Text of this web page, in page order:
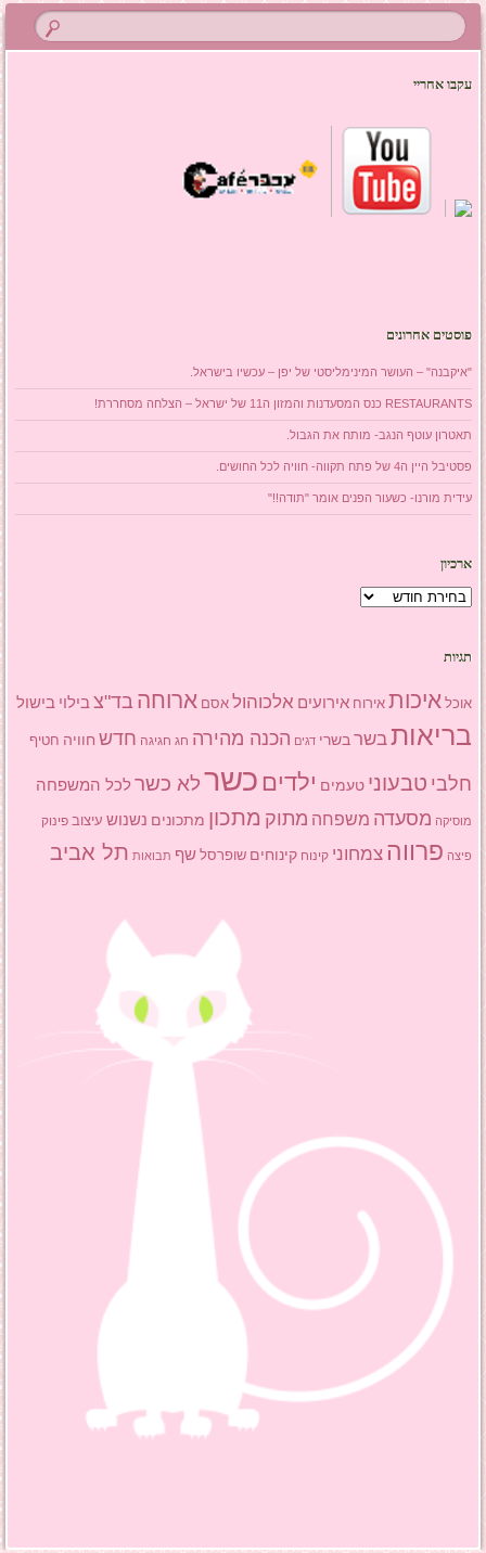
עקבו אחריי
פוסטים אחרונים
"איקבנה" – העושר המינימליסטי של יפן – עכשיו בישראל.
RESTAURANTS כנס המסעדנות והמזון ה11 של ישראל – הצלחה מסחררת!
תאטרון עוטף הנגב- מותח את הגבול.
פסטיבל היין ה4 של פתח תקווה- חוויה לכל החושים.
עידית מורנו- כשעור הפנים אומר "תודה!!"
ארכיון
ארכיון
תגיות
אוכל איכות אירוח אירועים אלכוהול אסם ארוחה בד"צ בילוי בישול
בריאותבשר בשרי דגים הכנה מהירה חג חגיגה חדש חוויה חטיף
חלבי טבעוני טעמים ילדים כשרלא כשר לכל המשפחה
מוסיקה מסעדה משפחה מתוק מתכון מתכונים נשנוש עיצוב פינוק
פיצה פרווה צמחוני קינוח קינוחים שופרסל שף תבואות תל אביב